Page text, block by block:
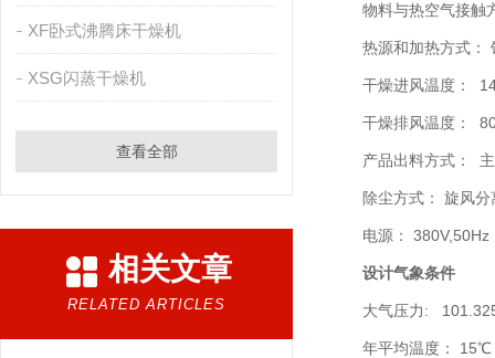
XF卧式沸腾床干燥机
XSG闪蒸干燥机
查看全部
相关文章
RELATED ARTICLES
物料与热空气接触
热源和加热方式：
干燥进风温度：
干燥排风温度：
产品出料方式：
除尘方式： 旋风分
电源： 380V,50Hz
设计气象条件
大气压力:
年平均温度： 15℃